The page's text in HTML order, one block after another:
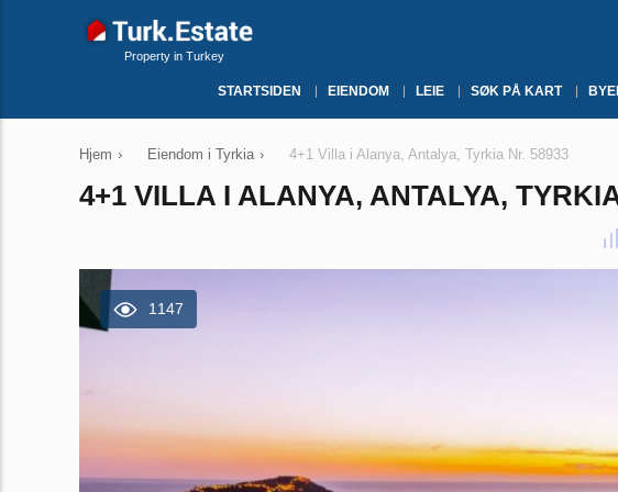
Property in Turkey
STARTSIDEN EIENDOM LEIE SØK PÅ KART
Hjem › Eiendom i Tyrkia › 4+1 Villa i Alanya, Antalya, Tyrkia Nr. 58933
4+1 VILLA I ALANYA, ANTALYA,
1147